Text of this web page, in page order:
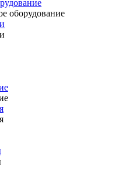
оборудование